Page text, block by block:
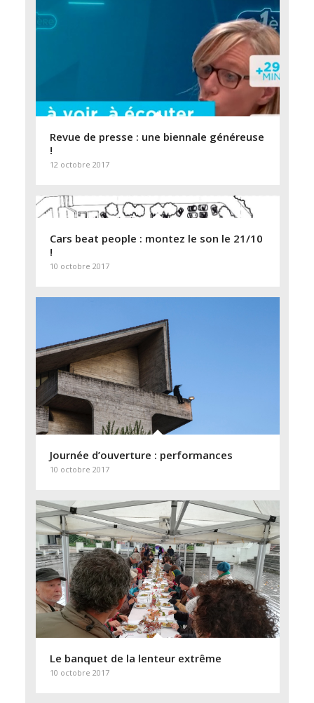
Revue de presse : une biennale généreuse
!
12 octobre 2017
Cars beat people : montez le son le 21/10
!
10 octobre 2017
Journée d’ouverture : performances
10 octobre 2017
Le banquet de la lenteur extrême
10 octobre 2017